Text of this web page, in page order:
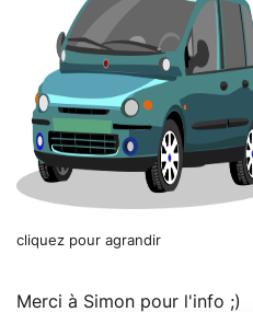
cliquez pour agrandir
Merci à Simon pour l'info ;)